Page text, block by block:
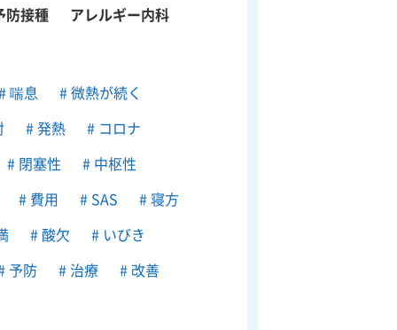
防接種 アレルギー内科
喘息 微熱が続く
発熱 コロナ
閉塞性 中枢性
費用 SAS 寝方
酸欠 いびき
予防 治療 改善